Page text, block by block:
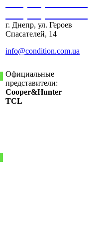
г. Днепр, ул. Героев
Спасателей, 14
info@condition.com.ua
Официальные
представители:
Cooper&Hunter
TCL